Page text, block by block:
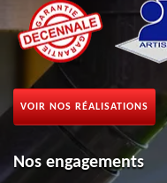
VOIR NOS RÉALISATIONS
Nos engagements